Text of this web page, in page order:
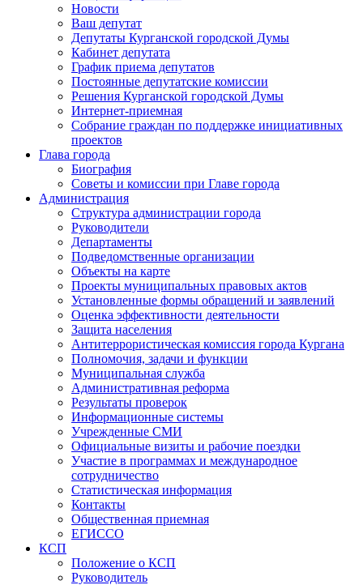
Новости
Ваш депутат
Депутаты Курганской городской Думы
Кабинет депутата
График приема депутатов
Постоянные депутатские комиссии
Решения Курганской городской Думы
Интернет-приемная
Собрание граждан по поддержке инициативных
проектов
Глава города
Биография
Советы и комиссии при Главе города
Администрация
Структура администрации города
Руководители
Департаменты
Подведомственные организации
Объекты на карте
Проекты муниципальных правовых актов
Установленные формы обращений и заявлений
Оценка эффективности деятельности
Защита населения
Антитеррористическая комиссия города Кургана
Полномочия, задачи и функции
Муниципальная служба
Административная реформа
Результаты проверок
Информационные системы
Учрежденные СМИ
Официальные визиты и рабочие поездки
Участие в программах и международное
сотрудничество
Статистическая информация
Контакты
Общественная приемная
ЕГИССО
КСП
Положение о КСП
Руководитель